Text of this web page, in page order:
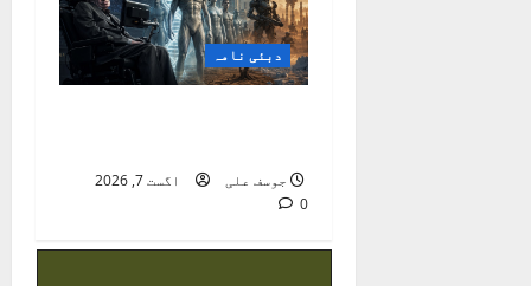
دبئی نامہ
جوسف علی
اگست 7, 2026
0